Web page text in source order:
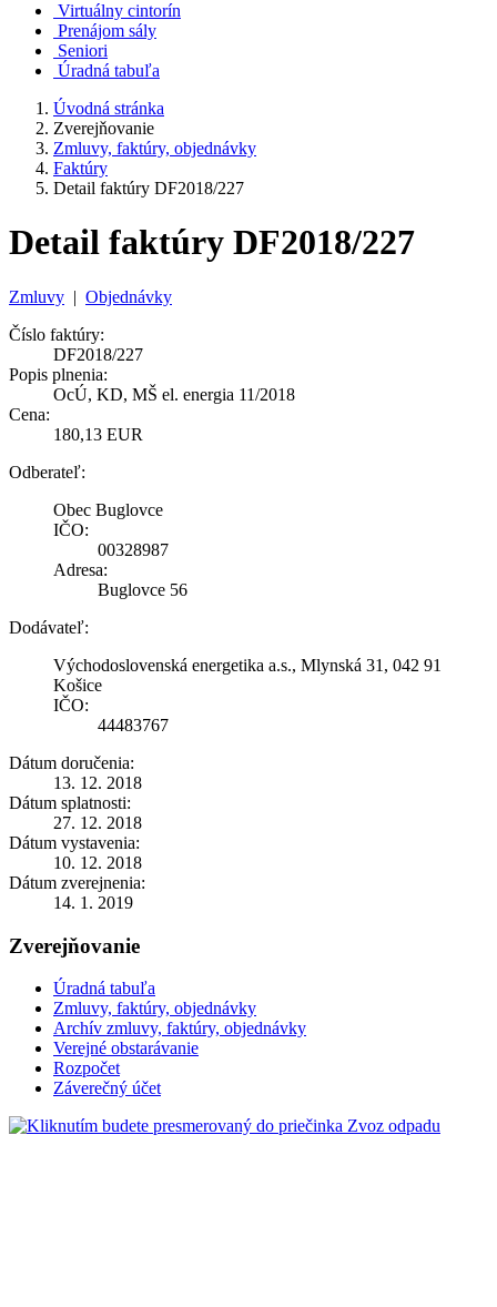
Virtuálny cintorín
Prenájom sály
Seniori
Úradná tabuľa
Úvodná stránka
Zverejňovanie
Zmluvy, faktúry, objednávky
Faktúry
Detail faktúry DF2018/227
Detail faktúry DF2018/227
Zmluvy | Objednávky
Číslo faktúry:
DF2018/227
Popis plnenia:
OcÚ, KD, MŠ el. energia 11/2018
Cena:
180,13 EUR
Odberateľ:
Obec Buglovce
IČO:
00328987
Adresa:
Buglovce 56
Dodávateľ:
Východoslovenská energetika a.s., Mlynská 31, 042 91
Košice
IČO:
44483767
Dátum doručenia:
13. 12. 2018
Dátum splatnosti:
27. 12. 2018
Dátum vystavenia:
10. 12. 2018
Dátum zverejnenia:
14. 1. 2019
Zverejňovanie
Úradná tabuľa
Zmluvy, faktúry, objednávky
Archív zmluvy, faktúry, objednávky
Verejné obstarávanie
Rozpočet
Záverečný účet